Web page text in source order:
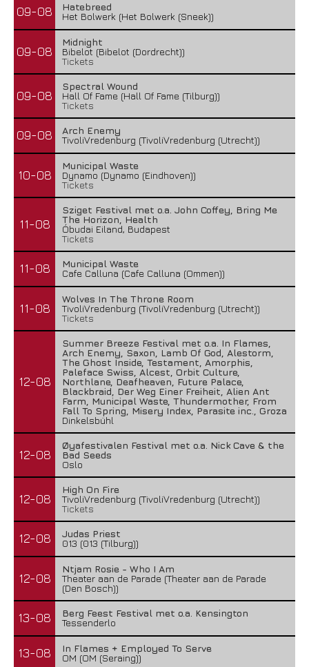
09-08
Hatebreed
Het Bolwerk (Het Bolwerk (Sneek))
09-08
Midnight
Bibelot (Bibelot (Dordrecht))
Tickets
09-08
Spectral Wound
Hall Of Fame (Hall Of Fame (Tilburg))
Tickets
09-08
Arch Enemy
TivoliVredenburg (TivoliVredenburg (Utrecht))
10-08
Municipal Waste
Dynamo (Dynamo (Eindhoven))
Tickets
11-08
Sziget Festival met o.a. John Coffey, Bring Me
The Horizon, Health
Óbudai Eiland, Budapest
Tickets
11-08
Municipal Waste
Cafe Calluna (Cafe Calluna (Ommen))
11-08
Wolves In The Throne Room
TivoliVredenburg (TivoliVredenburg (Utrecht))
Tickets
12-08
Summer Breeze Festival met o.a. In Flames,
Arch Enemy, Saxon, Lamb Of God, Alestorm,
The Ghost Inside, Testament, Amorphis,
Paleface Swiss, Alcest, Orbit Culture,
Northlane, Deafheaven, Future Palace,
Blackbraid, Der Weg Einer Freiheit, Alien Ant
Farm, Municipal Waste, Thundermother, From
Fall To Spring, Misery Index, Parasite inc., Groza
Dinkelsbühl
12-08
Øyafestivalen Festival met o.a. Nick Cave & the
Bad Seeds
Oslo
12-08
High On Fire
TivoliVredenburg (TivoliVredenburg (Utrecht))
Tickets
12-08
Judas Priest
013 (013 (Tilburg))
12-08
Ntjam Rosie - Who I Am
Theater aan de Parade (Theater aan de Parade
(Den Bosch))
13-08
Berg Feest Festival met o.a. Kensington
Tessenderlo
13-08
In Flames + Employed To Serve
OM (OM (Seraing))